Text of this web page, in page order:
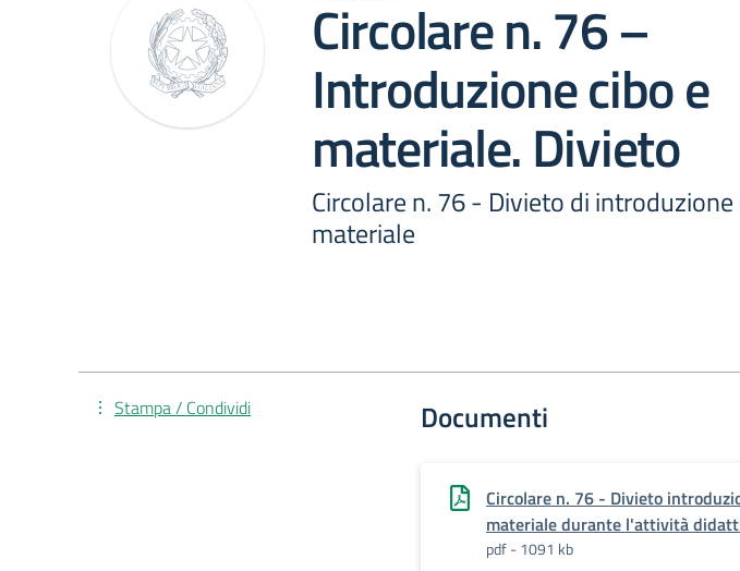
Circolare n. 76 –
Introduzione cibo e
materiale. Divieto
Circolare n. 76 - Divieto di introduzione
materiale
Documenti
Circolare n. 76 - Divieto
materiale durante l'attività
pdf - 1091 kb
Stampa / Condividi